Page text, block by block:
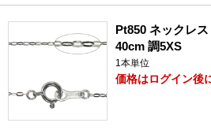
Pt850 ネックレ
40cm 調5XS
1本単位
価格はログイン後